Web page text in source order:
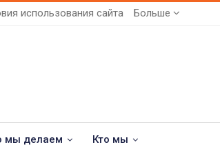
использования сайта Больше
мы делаем Кто мы